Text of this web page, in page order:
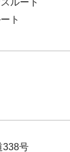
ルート
ト
338号